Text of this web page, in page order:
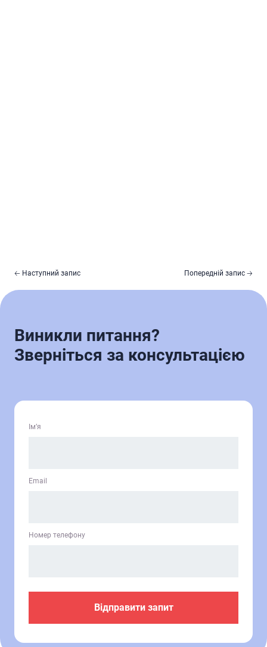
🡠 Наступний запис Попередній запис 🡢
Виникли питання?
Зверніться за консультацією
Ім’я
Email
Номер телефону